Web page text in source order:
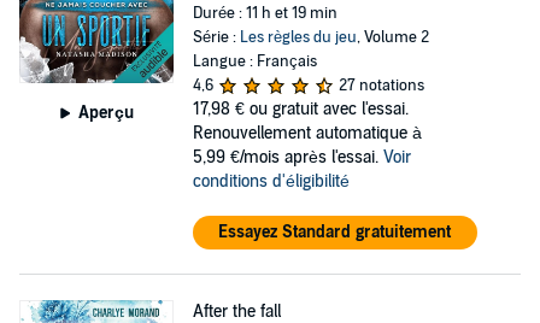
Aperçu
Durée : 11 h et 19 min
Série : Les règles du jeu, Volume 2
Langue : Français
4,6
27 notations
17,98 € ou gratuit avec l'essai.
Renouvellement automatique à
5,99 €/mois après l'essai. Voir
conditions d'éligibilité
Essayez Standard gratuitement
After the fall